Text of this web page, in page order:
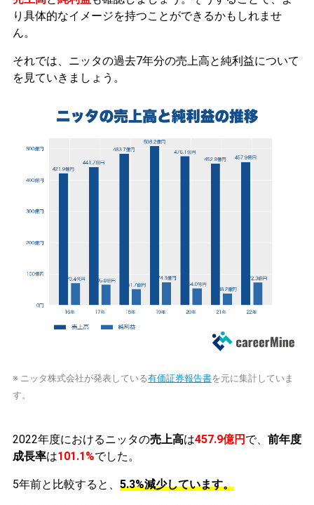
り具体的なイメージを持つことができるかもしれませ
ん。
それでは、ニッタの過去7年分の売上高と純利益について
を見ていきましょう。
※ ニッタ株式会社が発表している有価証券報告書を元に集計していま
す。
2022年度におけるニッタの売上高は457.9億円 で、 前年度
成長率は101.1%でした。
5年前と比較すると、 5.3%減少しています。